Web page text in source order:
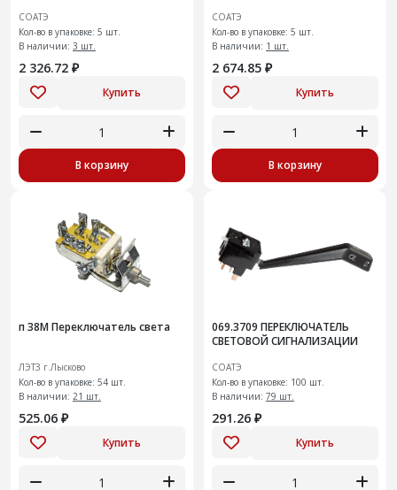
СОАТЭ
Кол-во в упаковке: 5 шт.
В наличии: 3 шт.
2 326.72 ₽
Купить
В корзину
СОАТЭ
Кол-во в упаковке: 5 шт.
В наличии: 1 шт.
2 674.85 ₽
Купить
В корзину
п 38М Переключатель света
ЛЭТЗ г.Лысково
Кол-во в упаковке: 54 шт.
В наличии: 21 шт.
525.06 ₽
Купить
069.3709 ПЕРЕКЛЮЧАТЕЛЬ
СВЕТОВОЙ СИГНАЛИЗАЦИИ
СОАТЭ
Кол-во в упаковке: 100 шт.
В наличии: 79 шт.
291.26 ₽
Купить